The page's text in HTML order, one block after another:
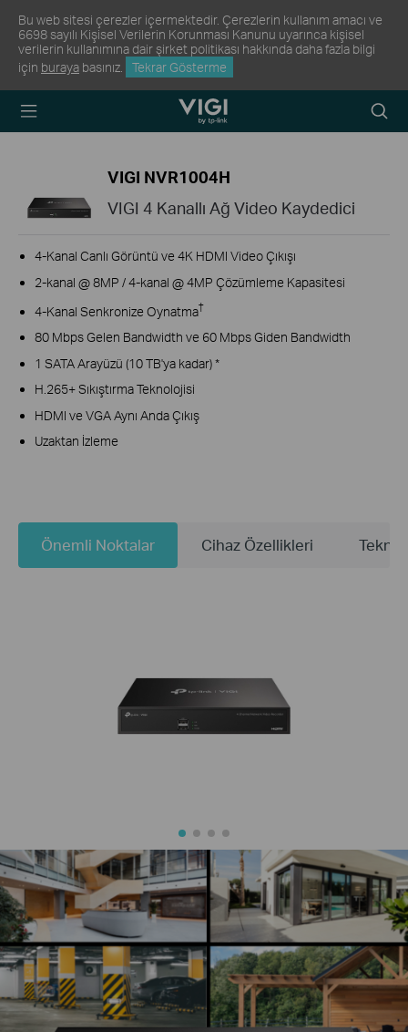
Bu web sitesi çerezler içermektedir. Çerezlerin kullanım amacı ve
6698 sayılı Kişisel Verilerin Korunması Kanunu uyarınca kişisel
verilerin kullanımına dair şirket politikası hakkında daha fazla bilgi
için buraya basınız. Tekrar Gösterme
TP-Link, Reliably
Arama
VIGI NVR1004H
VIGI 4 Kanallı Ağ Video Kaydedici
4-Kanal Canlı Görüntü ve 4K HDMI Video Çıkışı
2-kanal @ 8MP / 4-kanal @ 4MP Çözümleme Kapasitesi
4-Kanal Senkronize Oynatma†
80 Mbps Gelen Bandwidth ve 60 Mbps Giden Bandwidth
1 SATA Arayüzü (10 TB'ya kadar) *
H.265+ Sıkıştırma Teknolojisi
HDMI ve VGA Aynı Anda Çıkış
Uzaktan İzleme
Önemli Noktalar Cihaz Özellikleri